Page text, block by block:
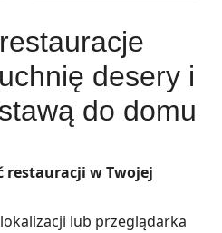
desery i
do domu
restauracji w Twojej
lub przeglądarka